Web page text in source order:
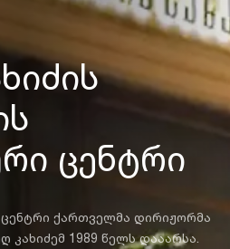
ცენტრი
ქართველმა დირიჟორმა
კახიძემ 1989 წელს დააარსა.